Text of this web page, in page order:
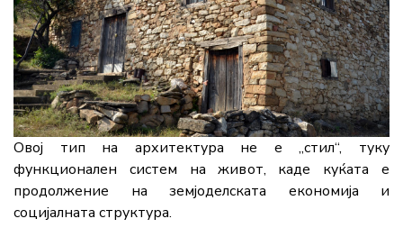
Овој тип на архитектура не е „стил“, туку
функционален систем на живот, каде куќата е
продолжение на земјоделската економија и
социјалната структура.